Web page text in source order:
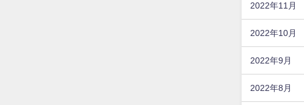
2022年11月
2022年10月
2022年9月
2022年8月